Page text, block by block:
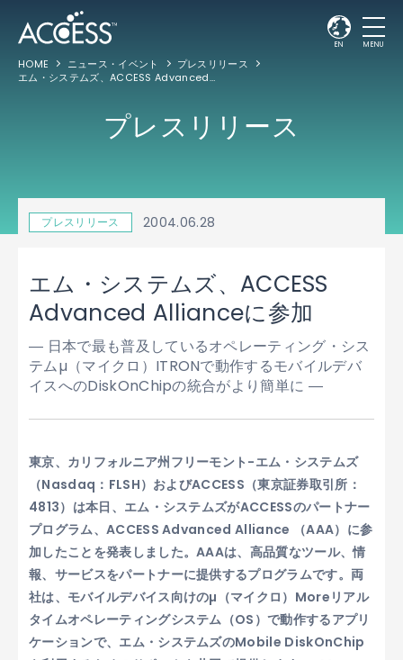
EN MENU
HOME ニュース・イベント
プレスリリース
エム・システムズ、ACCESS Advanced Allianceに参加
プレスリリース
プレスリリース 2004.06.28
エム・システムズ、ACCESS
Advanced Allianceに参加
― 日本で最も普及しているオペレーティング・シス
テムµ（マイクロ）ITRONで動作するモバイルデバ
イスへのDiskOnChipの統合がより簡単に ―
東京、カリフォルニア州フリーモント-エム・システムズ
（Nasdaq：FLSH）およびACCESS（東京証券取引所：
4813）は本日、エム・システムズがACCESSのパートナー
プログラム、ACCESS Advanced Alliance （AAA）に参
加したことを発表しました。AAAは、高品質なツール、情
報、サービスをパートナーに提供するプログラムです。両
社は、モバイルデバイス向けのµ（マイクロ）Moreリアル
タイムオペレーティングシステム（OS）で動作するアプリ
ケーションで、エム・システムズのMobile DiskOnChip